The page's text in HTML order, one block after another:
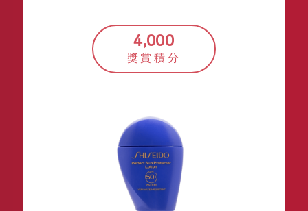
4,000
獎賞積分